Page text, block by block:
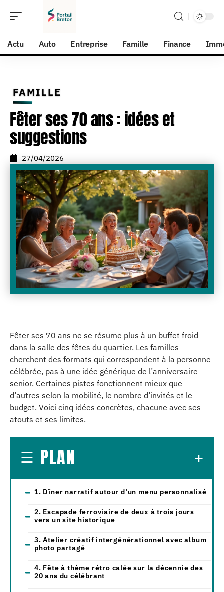
Actu Auto Entreprise Famille Finance
FAMILLE
Fêter ses 70 ans : idées et
suggestions
27/04/2026
Fêter ses 70 ans ne se résume plus à un buffet froid
dans la salle des fêtes du quartier. Les familles
cherchent des formats qui correspondent à la personne
célébrée, pas à une idée générique de l’anniversaire
senior. Certaines pistes fonctionnent mieux que
d’autres selon la mobilité, le nombre d’invités et le
budget. Voici cinq idées concrètes, chacune avec ses
atouts et ses limites.
PLAN
1. Dîner narratif autour d’un menu personnalisé
2. Escapade ferroviaire de deux à trois jours
vers un site historique
3. Atelier créatif intergénérationnel avec album
photo partagé
4. Fête à thème rétro calée sur la décennie des
20 ans du célébrant